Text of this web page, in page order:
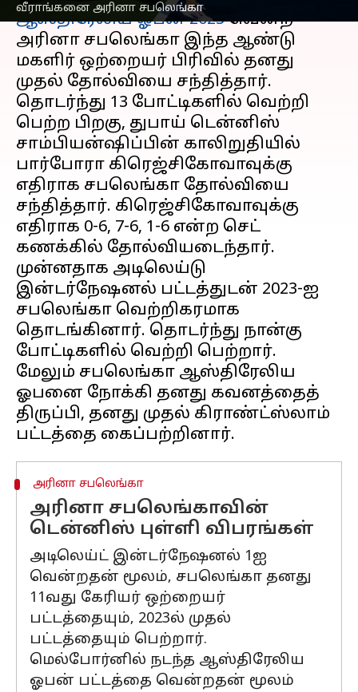
வீராங்கனை அரினா சபலெங்கா
ஆஸ்திரேலிய ஓபன் 2023வென்ற
அரினா சபலெங்கா இந்த ஆண்டு
மகளிர் ஒற்றையர் பிரிவில் தனது
முதல் தோல்வியை சந்தித்தார்.
தொடர்ந்து 13 போட்டிகளில் வெற்றி
பெற்ற பிறகு, துபாய் டென்னிஸ்
சாம்பியன்ஷிப்பின் காலிறுதியில்
பார்போரா கிரெஜ்சிகோவாவுக்கு
எதிராக சபலெங்கா தோல்வியை
சந்தித்தார். கிரெஜ்சிகோவாவுக்கு
எதிராக 0-6, 7-6, 1-6 என்ற செட்
கணக்கில் தோல்வியடைந்தார்.
முன்னதாக அடிலெய்டு
இன்டர்நேஷனல் பட்டத்துடன் 2023-ஐ
சபலெங்கா வெற்றிகரமாக
தொடங்கினார். தொடர்ந்து நான்கு
போட்டிகளில் வெற்றி பெற்றார்.
மேலும் சபலெங்கா ஆஸ்திரேலிய
ஓபனை நோக்கி தனது கவனத்தைத்
திருப்பி, தனது முதல் கிராண்ட்ஸ்லாம்
அரினா சபலெங்கா
அரினா சபலெங்காவின்
டென்னிஸ் புள்ளி விபரங்கள்
அடிலெய்ட் இன்டர்நேஷனல் 1ஐ
வென்றதன் மூலம், சபலெங்கா தனது
11வது கேரியர் ஒற்றையர்
பட்டத்தையும், 2023ல் முதல்
பட்டத்தையும் பெற்றார்.
மெல்போர்னில் நடந்த ஆஸ்திரேலிய
ஓபன் பட்டத்தை வென்றதன் மூலம்